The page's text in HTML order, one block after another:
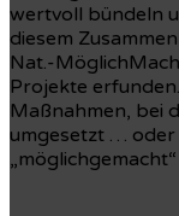
wertvoll bündeln
diesem
Nat.-
Projekte
Maßnahmen, bei
umgesetzt … oder